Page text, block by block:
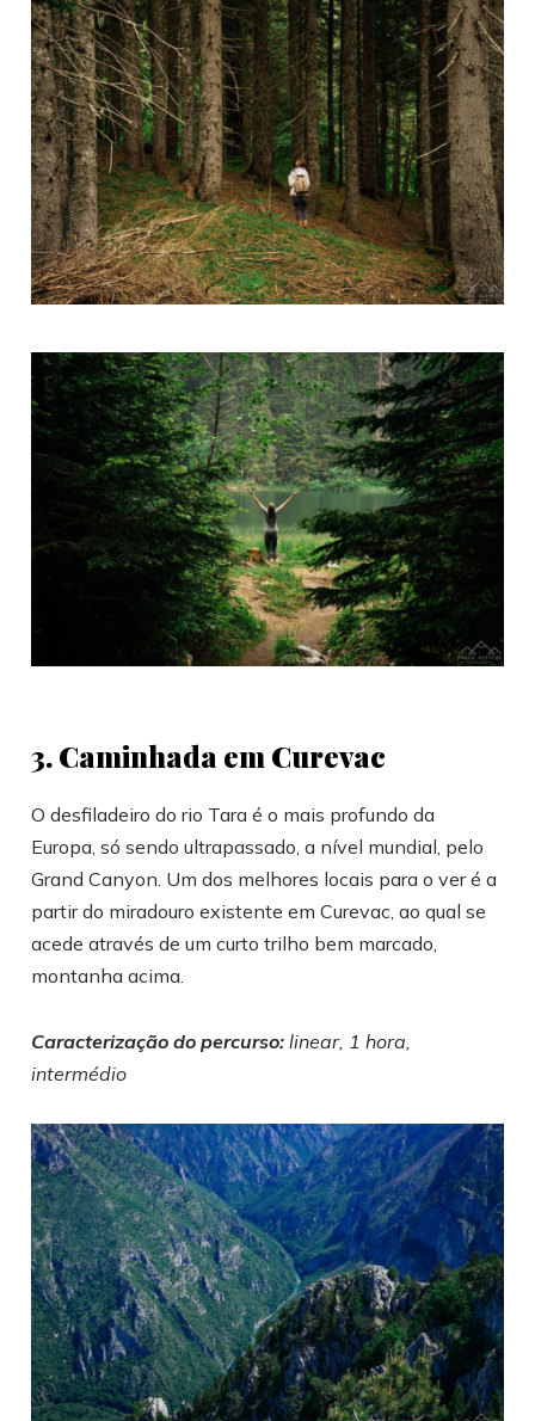
3. ‎Caminhada em Curevac
O desfiladeiro do rio Tara é o mais profundo da
Europa, só sendo ultrapassado, a nível mundial, pelo
Grand Canyon. Um dos melhores locais para o ver é a
partir do miradouro existente em Curevac, ao qual se
acede através de um curto trilho bem marcado,
montanha acima.
Caracterização do percurso: linear, 1 hora,
intermédio